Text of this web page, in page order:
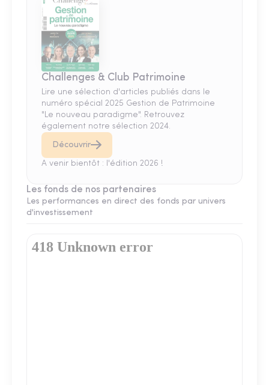
Challenges & Club Patrimoine
Lire une sélection d'articles publiés dans le
numéro spécial 2025 Gestion de Patrimoine
"Le nouveau paradigme". Retrouvez
également notre sélection 2024.
Découvrir
A venir bientôt : l'édition 2026 !
Les fonds de nos partenaires
Les performances en direct des fonds par univers
d'investissement